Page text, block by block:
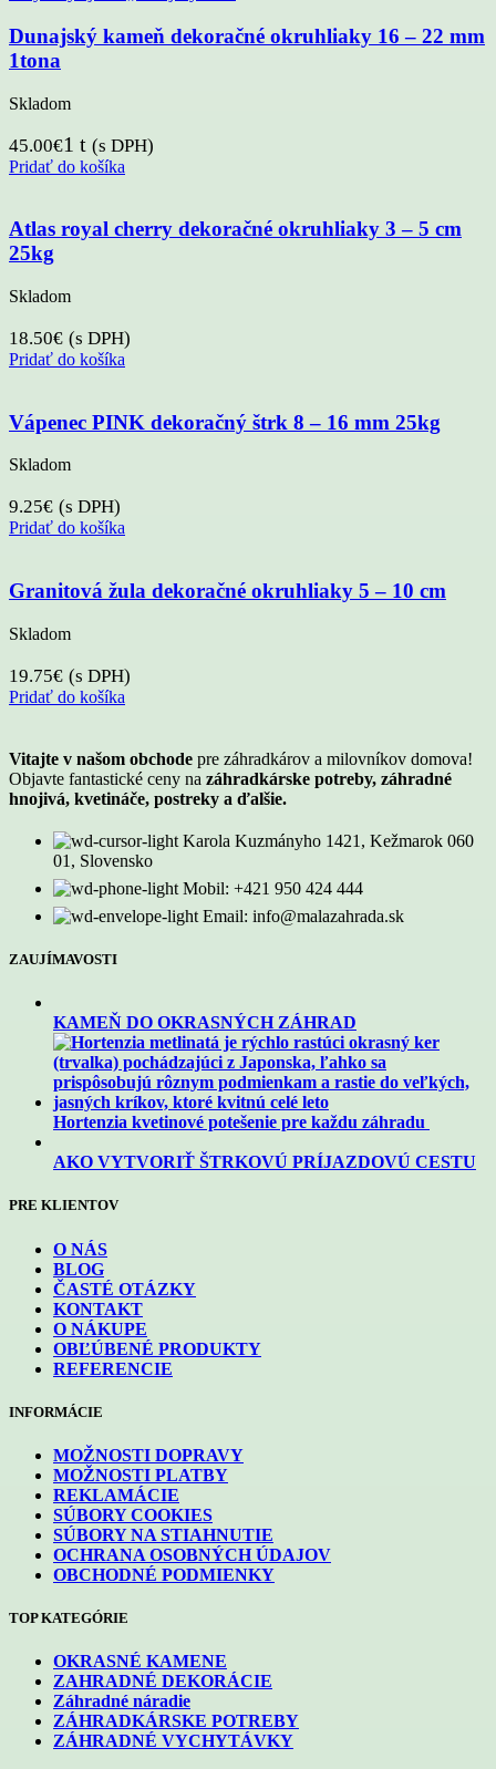
Dunajský kameň dekoračné okruhliaky 16 – 22 mm
1tona
Skladom
45.00€1 t (s DPH)
Pridať do košíka
Atlas royal cherry dekoračné okruhliaky 3 – 5 cm
25kg
Skladom
18.50€ (s DPH)
Pridať do košíka
Vápenec PINK dekoračný štrk 8 – 16 mm 25kg
Skladom
9.25€ (s DPH)
Pridať do košíka
Granitová žula dekoračné okruhliaky 5 – 10 cm
Skladom
19.75€ (s DPH)
Pridať do košíka
Vitajte v našom obchode pre záhradkárov a milovníkov domova!
Objavte fantastické ceny na záhradkárske potreby, záhradné
hnojivá, kvetináče, postreky a ďalšie.
Karola Kuzmányho 1421, Kežmarok 060
01, Slovensko
Mobil: +421 950 424 444
Email: info@malazahrada.sk
ZAUJÍMAVOSTI
KAMEŇ DO OKRASNÝCH ZÁHRAD
Hortenzia kvetinové potešenie pre každu záhradu
AKO VYTVORIŤ ŠTRKOVÚ PRÍJAZDOVÚ CESTU
PRE KLIENTOV
O NÁS
BLOG
ČASTÉ OTÁZKY
KONTAKT
O NÁKUPE
OBĽÚBENÉ PRODUKTY
REFERENCIE
INFORMÁCIE
MOŽNOSTI DOPRAVY
MOŽNOSTI PLATBY
REKLAMÁCIE
SÚBORY COOKIES
SÚBORY NA STIAHNUTIE
OCHRANA OSOBNÝCH ÚDAJOV
OBCHODNÉ PODMIENKY
TOP KATEGÓRIE
OKRASNÉ KAMENE
ZAHRADNÉ DEKORÁCIE
Záhradné náradie
ZÁHRADKÁRSKE POTREBY
ZÁHRADNÉ VYCHYTÁVKY